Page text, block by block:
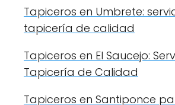
Tapiceros en Umbrete:
tapicería de calidad
Tapiceros en El Saucejo:
Tapicería de Calidad
Tapiceros en Santiponce